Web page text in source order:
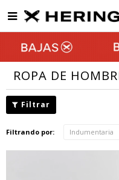

ROPA DE
Filtrando por: Indumentaria